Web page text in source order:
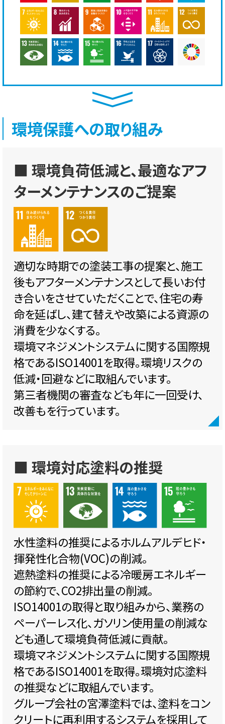
環境保護への取り組み
■ 環境負荷低減と、最適なアフ
ターメンテナンスのご提案
適切な時期での塗装工事の提案と、施工
後もアフターメンテナンスとして長いお付
き合いをさせていただくことで、住宅の寿
命を延ばし、建て替えや改築による資源の
消費を少なくする。
環境マネジメントシステムに関する国際規
格であるISO14001を取得。環境リスクの
低減・回避などに取組んでいます。
第三者機関の審査なども年に一回受け、
改善もを行っています。
■ 環境対応塗料の推奨
水性塗料の推奨によるホルムアルデヒド・
揮発性化合物(VOC)の削減。
遮熱塗料の推奨による冷暖房エネルギー
の節約で、CO2排出量の削減。
ISO14001の取得と取り組みから、業務の
ペーパーレス化、ガソリン使用量の削減な
ども通して環境負荷低減に貢献。
環境マネジメントシステムに関する国際規
格であるISO14001を取得。環境対応塗料
の推奨などに取組んでいます。
グループ会社の宮澤塗料では、塗料をコン
クリートに再利用するシステムを採用して